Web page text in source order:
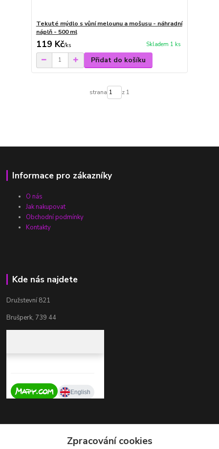
Tekuté mýdlo s vůní melounu a mošusu - náhradní
náplň - 500 ml
119 Kč/ks Skladem 1 ks
Přidat do košíku
strana z 1
Informace pro zákazníky
O nás
Jak nakupovat
Obchodní podmínky
Kontakty
Kde nás najdete
Družstevní 821
Brušperk, 739 44
Zpracování cookies